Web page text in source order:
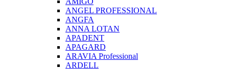
ANGEL PROFESSIONAL
ANGFA
ANNA LOTAN
APADENT
APAGARD
ARAVIA Professional
ARDELL